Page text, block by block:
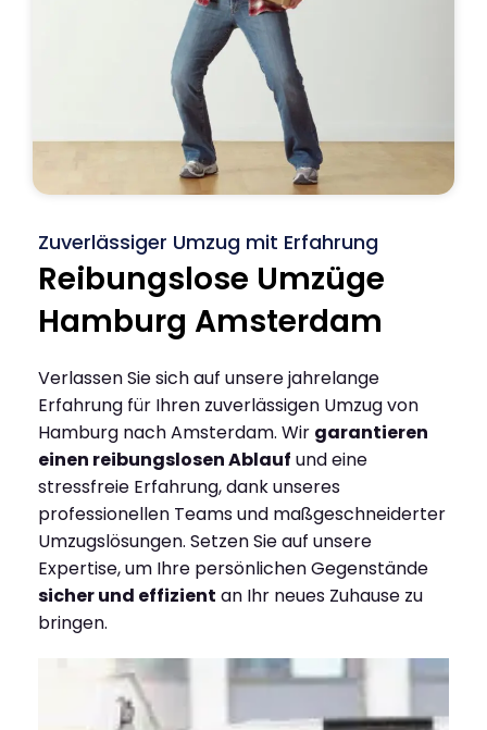
Zuverlässiger Umzug mit Erfahrung
Reibungslose Umzüge
Hamburg Amsterdam
Verlassen Sie sich auf unsere jahrelange
Erfahrung für Ihren zuverlässigen Umzug von
Hamburg nach Amsterdam. Wir garantieren
einen reibungslosen Ablauf und eine
stressfreie Erfahrung, dank unseres
professionellen Teams und maßgeschneiderter
Umzugslösungen. Setzen Sie auf unsere
Expertise, um Ihre persönlichen Gegenstände
sicher und effizient an Ihr neues Zuhause zu
bringen.